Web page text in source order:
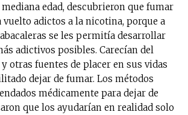
mediana edad, descubrieron que fumar
vuelto adictos a la nicotina, porque a
se les permitía desarrollar
adictivos posibles. Carecían del
​​otras fuentes de placer en sus vidas
dejar de fumar. Los métodos
médicamente para dejar de
que los ayudarían en realidad solo